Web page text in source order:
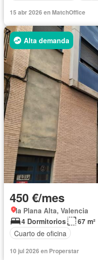
15 abr 2026 en MatchOffice
Alta demanda
450 €/mes
la Plana Alta, Valencia
4 Dormitorios
67 m²
Cuarto de oficina
10 jul 2026 en Properstar